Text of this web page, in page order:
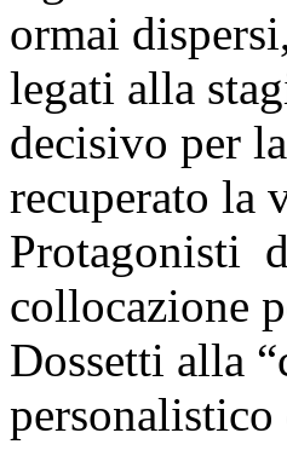
ormai
legati alla
decisivo per
recuperato la
Protagonisti
collocazione
Dossetti alla